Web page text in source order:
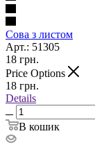
Сова з листом
Арт.: 51305
18 грн.
Price Options
18 грн.
Details
В кошик